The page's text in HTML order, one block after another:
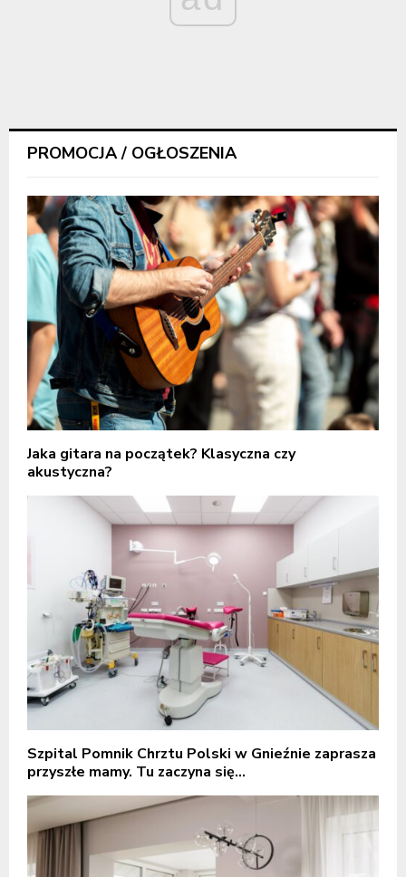
PROMOCJA / OGŁOSZENIA
Jaka gitara na początek? Klasyczna czy
akustyczna?
Szpital Pomnik Chrztu Polski w Gnieźnie zaprasza
przyszłe mamy. Tu zaczyna się...